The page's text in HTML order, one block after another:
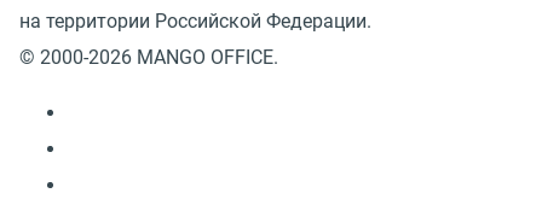
на территории Российской Федерации.
© 2000-2026 MANGO OFFICE.